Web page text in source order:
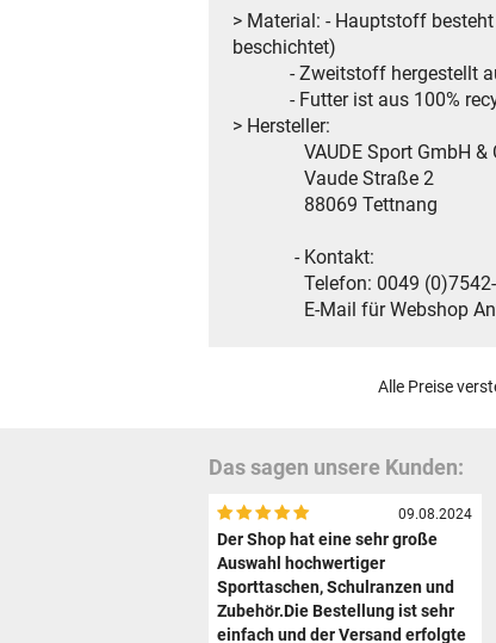
> Material: - Hauptstoff
beschichtet)
- Zweitstoff hergestellt aus
- Futter ist aus 100%
> Hersteller:
VAUDE Sport GmbH &
Vaude Straße 2
88069 Tettnang
- Kontakt:
Telefon: 0049 (0)7542-
E-Mail für Webshop
Alle Preise
Das sagen unsere Kunden:
09.08.2024
Der Shop hat eine sehr große
Auswahl hochwertiger
Sporttaschen, Schulranzen und
Zubehör.Die Bestellung ist sehr
einfach und der Versand erfolgte